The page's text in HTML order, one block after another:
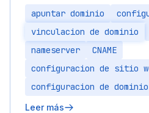
apuntar dominio
vinculacion de dominio
nameserver
CNAME
configuracion de sitio
configuracion de dominio
Leer más